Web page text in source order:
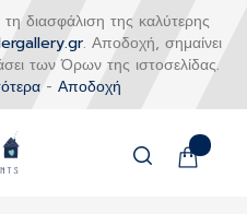
διασφάλιση της καλύτερης
. Αποδοχή, σημαίνει
των Όρων της ιστοσελίδας.
- Αποδοχή
Το